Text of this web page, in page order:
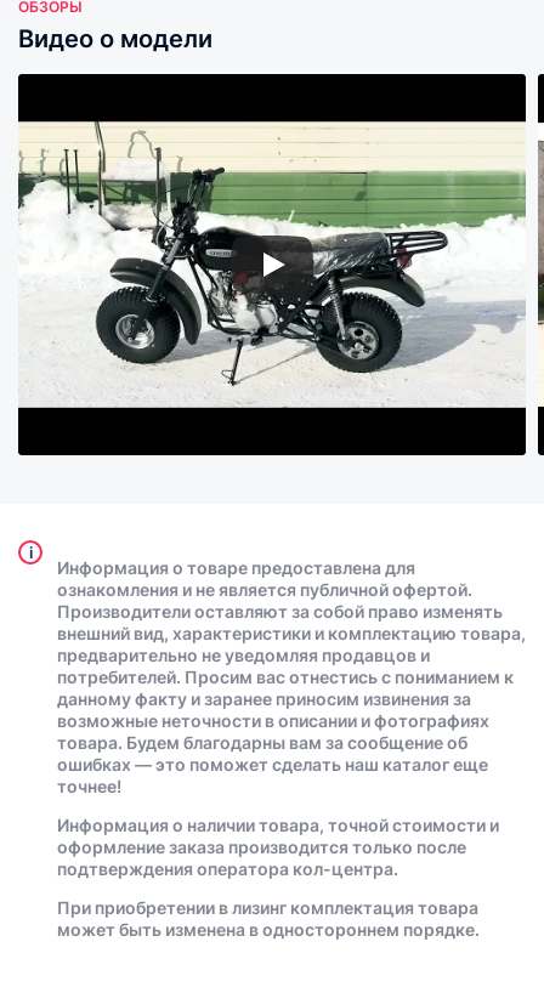
ОБЗОРЫ
Видео о модели
i
Информация о товаре предоставлена для
ознакомления и не является публичной офертой.
Производители оставляют за собой право изменять
внешний вид, характеристики и комплектацию товара,
предварительно не уведомляя продавцов и
потребителей. Просим вас отнестись с пониманием к
данному факту и заранее приносим извинения за
возможные неточности в описании и фотографиях
товара. Будем благодарны вам за сообщение об
ошибках — это поможет сделать наш каталог еще
точнее!
Информация о наличии товара, точной стоимости и
оформление заказа производится только после
подтверждения оператора кол-центра.
При приобретении в лизинг комплектация товара
может быть изменена в одностороннем порядке.